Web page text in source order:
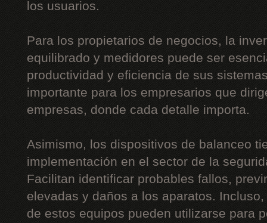
los usuarios.
Para los propietarios de negocios, la
equilibrado y medidores puede ser
productividad y eficiencia de sus
importante para los empresarios que
empresas, donde cada detalle importa.
Asimismo, los dispositivos de balanceo
implementación en el sector de la
Facilitan identificar probables fallos,
elevadas y daños a los aparatos.
de estos equipos pueden utilizarse para